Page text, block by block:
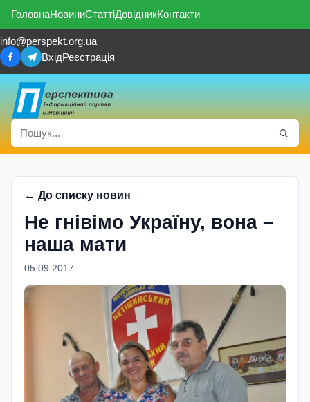
ГоловнаНовиниСтаттіДовідникКонтакти
info@perspekt.org.ua
ВхідРеєстрація
← До списку новин
Не гнівімо Україну, вона –
наша мати
05.09.2017